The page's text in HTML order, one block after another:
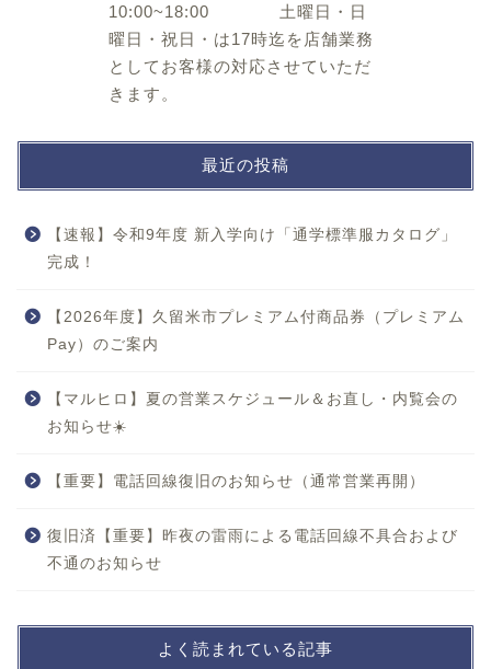
10:00~18:00 土曜日・日
曜日・祝日・は17時迄を店舗業務
としてお客様の対応させていただ
きます。
最近の投稿
【速報】令和9年度 新入学向け「通学標準服カタログ」
完成！
【2026年度】久留米市プレミアム付商品券（プレミアム
Pay）のご案内
【マルヒロ】夏の営業スケジュール＆お直し・内覧会の
お知らせ☀️
【重要】電話回線復旧のお知らせ（通常営業再開）
復旧済【重要】昨夜の雷雨による電話回線不具合および
不通のお知らせ
よく読まれている記事